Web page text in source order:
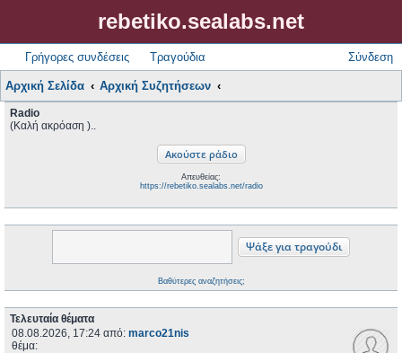
rebetiko.sealabs.net
Γρήγορες συνδέσεις Τραγούδια Σύνδεση
Αρχική Σελίδα Αρχική Συζητήσεων
Radio
(Καλή ακρόαση )..
Απευθείας:
https://rebetiko.sealabs.net/radio
Βαθύτερες αναζητήσεις;
Τελευταία θέματα
08.08.2026, 17:24 από: marco21nis
θέμα: